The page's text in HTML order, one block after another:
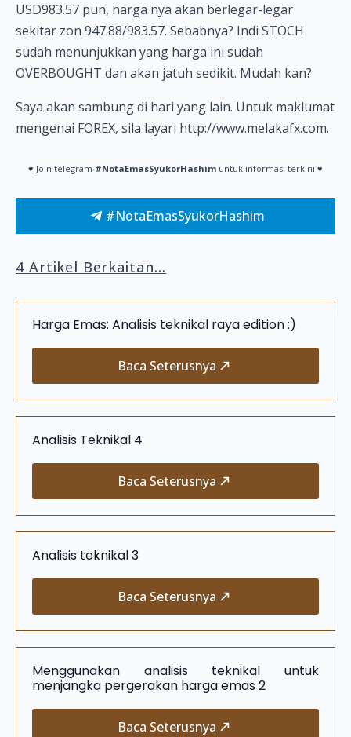
USD983.57 pun, harga nya akan berlegar-legar
sekitar zon 947.88/983.57. Sebabnya? Indi STOCH
sudah menunjukkan yang harga ini sudah
OVERBOUGHT dan akan jatuh sedikit. Mudah kan?
Saya akan sambung di hari yang lain. Untuk maklumat
mengenai FOREX, sila layari http://www.melakafx.com.
♥ Join telegram #NotaEmasSyukorHashim untuk informasi terkini ♥
#NotaEmasSyukorHashim
4 Artikel Berkaitan...
Harga Emas: Analisis teknikal raya edition :)
Baca Seterusnya
Analisis Teknikal 4
Baca Seterusnya
Analisis teknikal 3
Baca Seterusnya
Menggunakan analisis teknikal untuk
menjangka pergerakan harga emas 2
Baca Seterusnya